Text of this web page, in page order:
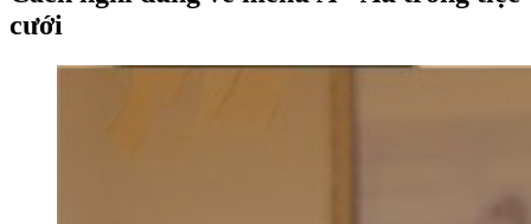
cưới